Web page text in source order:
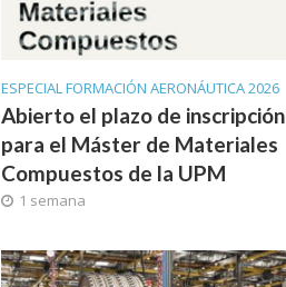
ESPECIAL FORMACIÓN AERONÁUTICA 2026
Abierto el plazo de inscripción
para el Máster de Materiales
Compuestos de la UPM
1 semana